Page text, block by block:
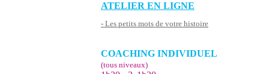
ATELIER EN LIGNE
- Les petits mots de votre histoire
COACHING INDIVIDUEL
(tous niveaux)